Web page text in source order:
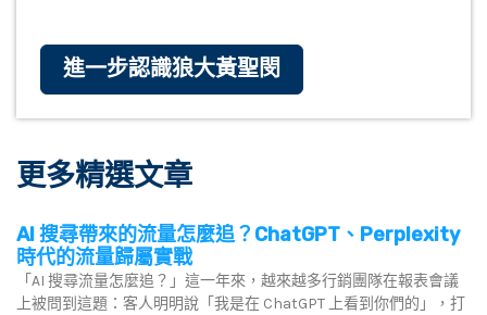
進一步認識狼大黃聖閔
更多精選文章
AI 搜尋帶來的流量怎麼追？ChatGPT、Perplexity
時代的流量歸屬實戰
「AI 搜尋流量怎麼追？」這一年來，越來越多行銷團隊在報表會議
上被問到這題：客人明明說「我是在 ChatGPT 上看到你們的」，打